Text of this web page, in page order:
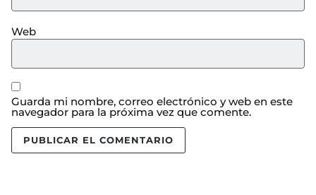
Web
Guarda mi nombre, correo electrónico y web en este
navegador para la próxima vez que comente.